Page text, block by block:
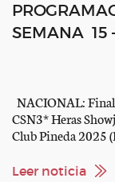
SEMANA 15
NACIONAL: Final
CSN3* Heras
Club Pineda 2025
Youth Finals Lier
Leer noticia